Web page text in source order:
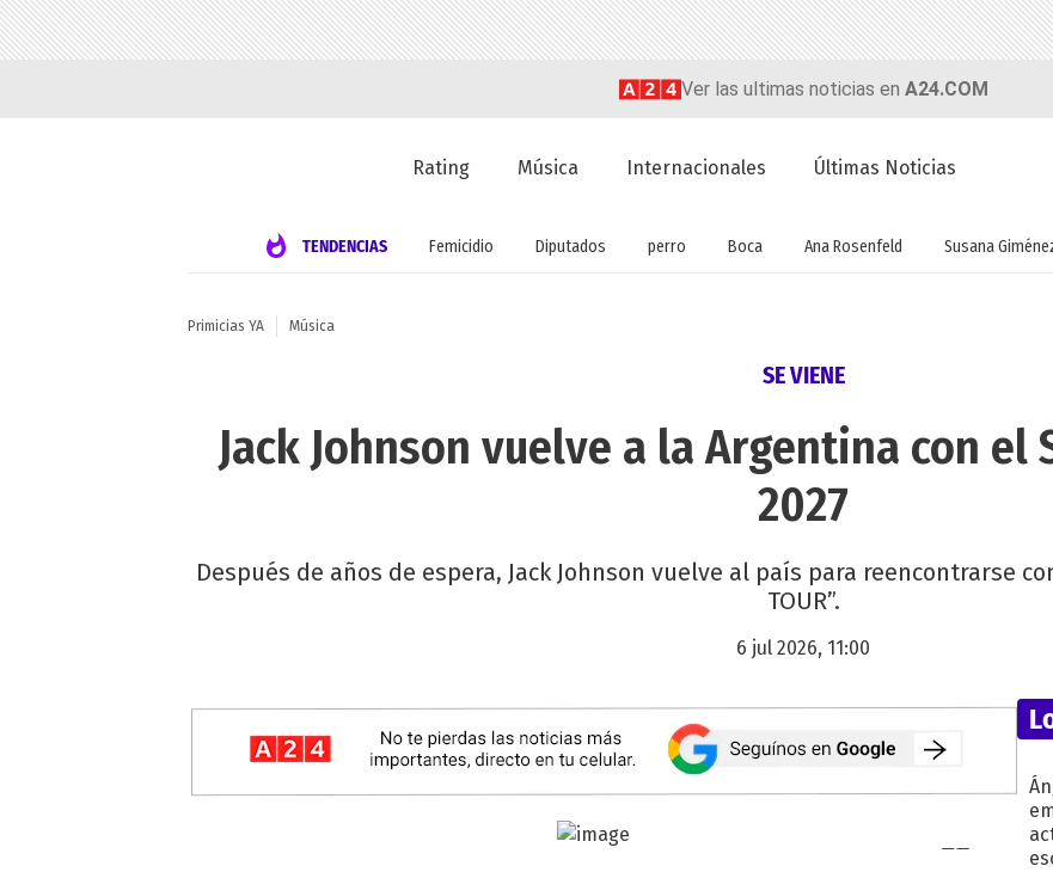
Ver las ultimas noticias en A24.COM
Rating Música Internacionales Últimas Noticias
TENDENCIAS Femicidio Diputados perro Boca Ana Rosenfeld Susana
Primicias YA Música
SE VIENE
Jack Johnson vuelve a la Argentina con el
2027
Después de años de espera, Jack Johnson vuelve al país para reencontrarse
TOUR”.
6 jul 2026, 11:00